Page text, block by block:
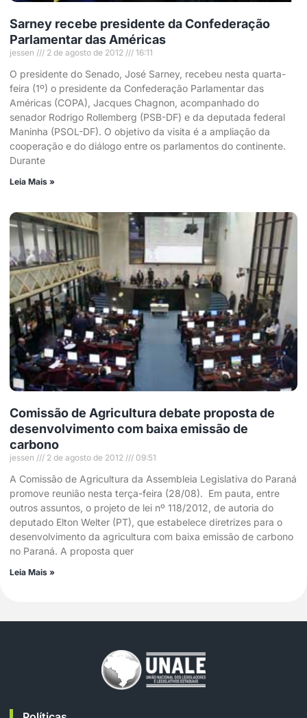
Sarney recebe presidente da Confederação
Parlamentar das Américas
jessen 2 de agosto de 2012 16:11
O presidente do Senado, José Sarney, recebeu nesta quarta-
feira (1º) o presidente da Confederação Parlamentar das
Américas (COPA), Jacques Chagnon, acompanhado do
senador Rodrigo Rollemberg (PSB-DF) e da deputada federal
Maninha (PSOL-DF). O objetivo da visita é a ampliação da
cooperação e do diálogo entre os parlamentos do continente.
Durante
Leia Mais »
Comissão de Agricultura debate proposta de
desenvolvimento com baixa emissão de
carbono
jessen 2 de agosto de 2012 09:51
A Comissão de Agricultura da Assembleia Legislativa do Paraná
promove reunião nesta terça-feira (28/08). Em pauta, entre
outros assuntos, o projeto de lei nº 118/2012, de autoria do
deputado Elton Welter (PT), que estabelece diretrizes para o
desenvolvimento da agricultura com baixa emissão de carbono
no Paraná. A proposta quer
Leia Mais »